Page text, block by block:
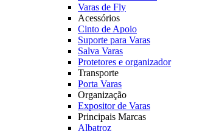
Varas de Fly
Acessórios
Cinto de Apoio
Suporte para Varas
Salva Varas
Protetores e organizador
Transporte
Porta Varas
Organização
Expositor de Varas
Principais Marcas
Albatroz